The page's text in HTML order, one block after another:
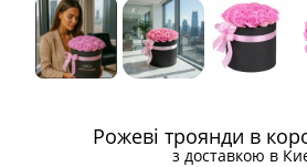
Рожеві троянди в
з доставкою в